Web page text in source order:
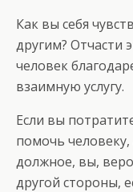
Как вы себя
другим? Отчасти
человек
взаимную услугу.
Если вы
помочь
должное, вы,
другой стороны,